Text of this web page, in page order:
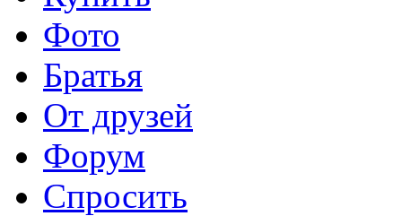
Фото
Братья
От друзей
Форум
Спросить